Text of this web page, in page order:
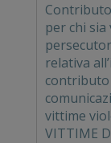
per chi
relativa
contributo
vittime
VITTIME